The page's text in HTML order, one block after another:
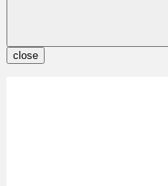
close